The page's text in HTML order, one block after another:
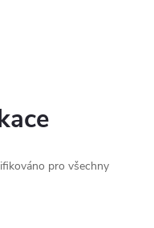
pro všechny